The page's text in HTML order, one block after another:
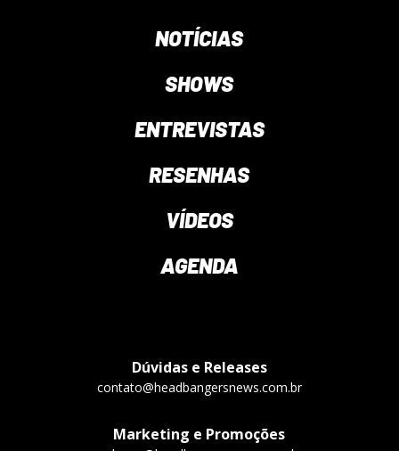
NOTÍCIAS
SHOWS
ENTREVISTAS
RESENHAS
VÍDEOS
AGENDA
Dúvidas e Releases
contato@headbangersnews.com.br
Marketing e Promoções